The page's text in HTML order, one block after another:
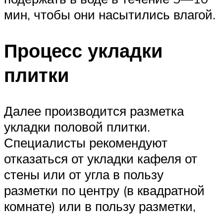
мин, чтобы они насытились влагой.
Процесс укладки
плитки
Далее производится разметка
укладки половой плитки.
Специалисты рекомендуют
отказаться от укладки кафеля от
стены или от угла в пользу
разметки по центру (в квадратной
комнате) или в пользу разметки,